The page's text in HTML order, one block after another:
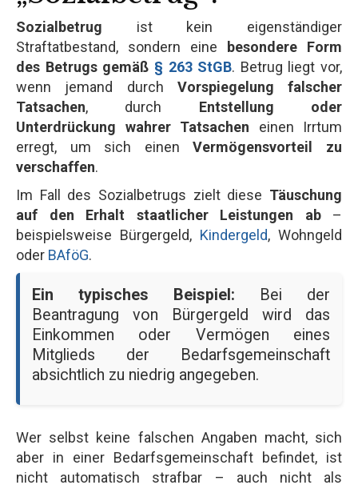
Sozialbetrug ist kein eigenständiger
Straftatbestand, sondern eine besondere Form
des Betrugs gemäß § 263 StGB. Betrug liegt vor,
wenn jemand durch Vorspiegelung falscher
Tatsachen, durch Entstellung oder
Unterdrückung wahrer Tatsachen einen Irrtum
erregt, um sich einenVermögensvorteil zu
verschaffen.
Im Fall des Sozialbetrugs zielt diese Täuschung
auf den Erhalt staatlicher Leistungen ab–
beispielsweise Bürgergeld, Kindergeld, Wohngeld
oder BAföG.
Ein typisches Beispiel: Bei der
Beantragung von Bürgergeld wird das
Einkommen oder Vermögen eines
Mitglieds der Bedarfsgemeinschaft
absichtlich zu niedrig angegeben.
Wer selbst keine falschen Angaben macht, sich
aber in einer Bedarfsgemeinschaft befindet, ist
nicht automatisch strafbar – auch nicht als